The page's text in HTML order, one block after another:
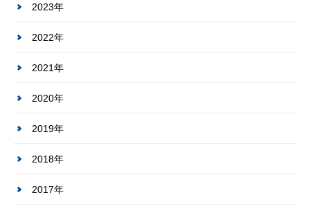
2023年
2022年
2021年
2020年
2019年
2018年
2017年